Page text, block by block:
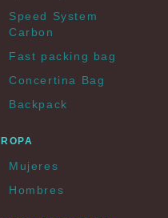
Speed System
Carbon
Fast packing bag
Concertina Bag
Backpack
ROPA
Mujeres
Hombres